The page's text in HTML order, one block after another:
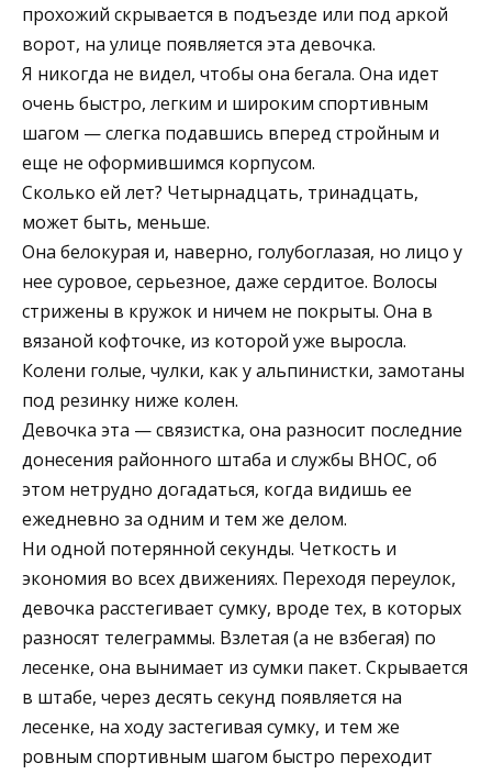
прохожий скрывается в подъезде или под аркой
ворот, на улице появляется эта девочка.
Я никогда не видел, чтобы она бегала. Она идет
очень быстро, легким и широким спортивным
шагом — слегка подавшись вперед стройным и
еще не оформившимся корпусом.
Сколько ей лет? Четырнадцать, тринадцать,
может быть, меньше.
Она белокурая и, наверно, голубоглазая, но лицо у
нее суровое, серьезное, даже сердитое. Волосы
стрижены в кружок и ничем не покрыты. Она в
вязаной кофточке, из которой уже выросла.
Колени голые, чулки, как у альпинистки, замотаны
под резинку ниже колен.
Девочка эта — связистка, она разносит последние
донесения районного штаба и службы ВНОС, об
этом нетрудно догадаться, когда видишь ее
ежедневно за одним и тем же делом.
Ни одной потерянной секунды. Четкость и
экономия во всех движениях. Переходя переулок,
девочка расстегивает сумку, вроде тех, в которых
разносят телеграммы. Взлетая (а не взбегая) по
лесенке, она вынимает из сумки пакет. Скрывается
в штабе, через десять секунд появляется на
лесенке, на ходу застегивая сумку, и тем же
ровным спортивным шагом быстро переходит